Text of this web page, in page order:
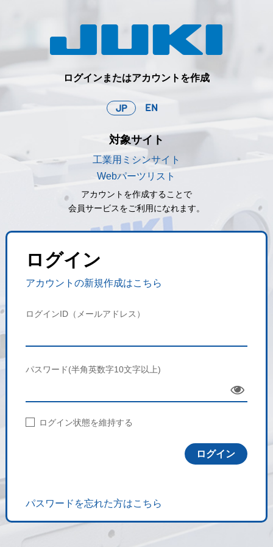
ログインまたはアカウントを作成
JP EN
対象サイト
工業用ミシンサイト
Webパーツリスト
アカウントを作成することで
会員サービスをご利用になれます。
ログイン
アカウントの新規作成はこちら
ログインID（メールアドレス）
パスワード(半角英数字10文字以上)
Sho
w
ログイン状態を維持する
パスワードを忘れた方はこちら